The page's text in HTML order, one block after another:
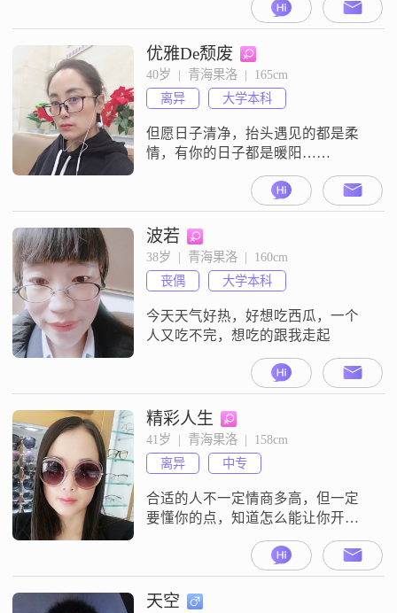
优雅De颓废
40岁  |  青海果洛  |  165cm
离异
大学本科
但愿日子清净，抬头遇见的都是柔
情，有你的日子都是暖阳……
波若
38岁  |  青海果洛  |  160cm
丧偶
大学本科
今天天气好热，好想吃西瓜，一个
人又吃不完，想吃的跟我走起
精彩人生
41岁  |  青海果洛  |  158cm
离异
中专
合适的人不一定情商多高，但一定
要懂你的点，知道怎么能让你开
心，这样漫长的一生共度起来才不
会太费劲，他不会在你感性的时候
讲道理，不会在你气得头冒烟的时
候跟你硬碰硬。
天空